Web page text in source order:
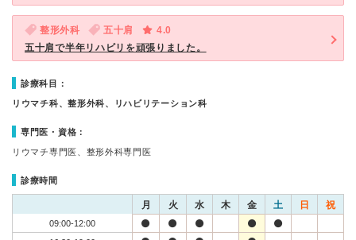
整形外科 五十肩
4.0
五十肩で半年リハビリを頑張りました。
診療科目：
リウマチ科、整形外科、リハビリテーション科
専門医・資格：
リウマチ専門医、整形外科専門医
診療時間
月 火 水 木 金 土 日 祝
09:00-12:00